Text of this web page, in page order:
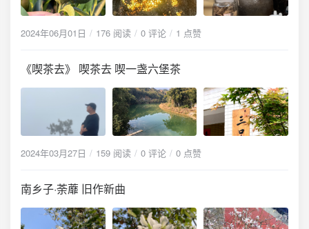
2024年06月01日 176 阅读 0 评论 1 点赞
《喫茶去》 喫茶去 喫一盏六堡茶
2024年03月27日 159 阅读 0 评论 0 点赞
南乡子·荼蘼 旧作新曲